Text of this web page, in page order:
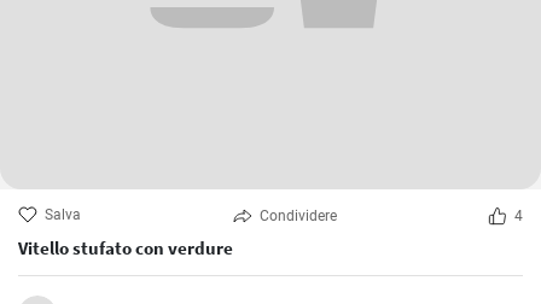
Salva Condividere 4
Vitello stufato con verdure